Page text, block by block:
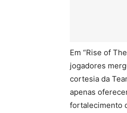
Em “Rise of
jogadores
cortesia da
apenas
fortalecimento